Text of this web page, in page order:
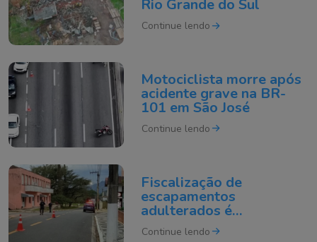
Rio Grande do Sul
Continue lendo
Motociclista morre após
acidente grave na BR-
101 em São José
Continue lendo
Fiscalização de
escapamentos
adulterados é
intensificada em Tubarão
Continue lendo